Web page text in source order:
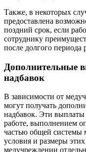
Также, в некоторых
предоставлена
поздний срок, если
сотруднику
после долгого периода
Дополнительные
надбавок
В зависимости от
могут получать
надбавок. Эти
работе, выполнением
частью общей системы
условия и размеры
медучреждении